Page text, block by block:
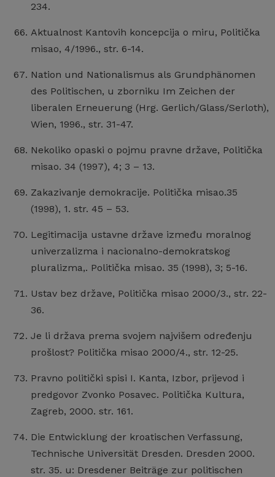
234.
Aktualnost Kantovih koncepcija o miru, Politička
misao, 4/1996., str. 6-14.
Nation und Nationalismus als Grundphänomen
des Politischen, u zborniku Im Zeichen der
liberalen Erneuerung (Hrg. Gerlich/Glass/Serloth),
Wien, 1996., str. 31-47.
Nekoliko opaski o pojmu pravne države, Politička
misao. 34 (1997), 4; 3 – 13.
Zakazivanje demokracije. Politička misao.35
(1998), 1. str. 45 – 53.
Legitimacija ustavne države između moralnog
univerzalizma i nacionalno-demokratskog
pluralizma,. Politička misao. 35 (1998), 3; 5-16.
Ustav bez države, Politička misao 2000/3., str. 22-
36.
Je li država prema svojem najvišem određenju
prošlost? Politička misao 2000/4., str. 12-25.
Pravno politički spisi I. Kanta, Izbor, prijevod i
predgovor Zvonko Posavec. Politička Kultura,
Zagreb, 2000. str. 161.
Die Entwicklung der kroatischen Verfassung,
Technische Universität Dresden. Dresden 2000.
str. 35. u: Dresdener Beiträge zur politischen